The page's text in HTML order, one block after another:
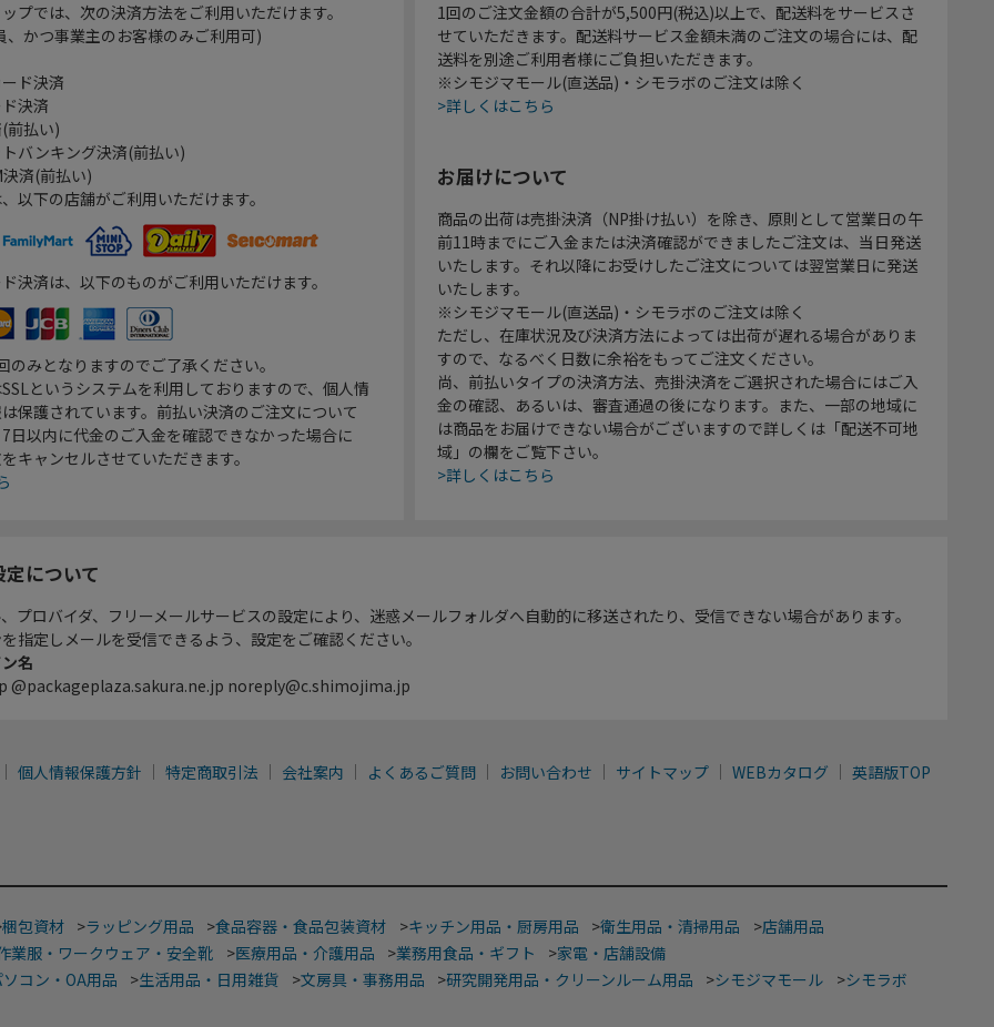
プでは、次の決済方法をご利用いただけます。
、かつ事業主のお客様のみご利用可)
ド決済
決済
前払い)
バンキング決済(前払い)
決済(前払い)
以下の店舗がご利用いただけます。
決済は、以下のものがご利用いただけます。
のみとなりますのでご了承ください。
というシステムを利用しておりますので、個人情
保護されています。前払い決済のご注文について
日以内に代金のご入金を確認できなかった場合に
キャンセルさせていただきます。
1回のご注文金額の合計が5,500円(税込)以上で、配送料をサービスさ
せていただきます。配送料サービス金額未満のご注文の場合には、配
送料を別途ご利用者様にご負担いただきます。
※シモジマモール(直送品)・シモラボのご注文は除く
>詳しくはこちら
お届けについて
商品の出荷は売掛決済（NP掛け払い）を除き、原則として営業日の午
前11時までにご入金または決済確認ができましたご注文は、当日発送
いたします。それ以降にお受けしたご注文については翌営業日に発送
いたします。
※シモジマモール(直送品)・シモラボのご注文は除く
ただし、在庫状況及び決済方法によっては出荷が遅れる場合がありま
すので、なるべく日数に余裕をもってご注文ください。
尚、前払いタイプの決済方法、売掛決済をご選択された場合にはご入
金の確認、あるいは、審査通過の後になります。また、一部の地域に
は商品をお届けできない場合がございますので詳しくは「配送不可地
域」の欄をご覧下さい。
>詳しくはこちら
について
プロバイダ、フリーメールサービスの設定により、迷惑メールフォルダへ自動的に移送されたり、受信できない場合があります。
指定しメールを受信できるよう、設定をご確認ください。
名
@packageplaza.sakura.ne.jp noreply@c.shimojima.jp
個人情報保護方針 特定商取引法 会社案内 よくあるご質問 お問い合わせ サイトマップ WEBカタログ 英語版TOP
梱包資材 >ラッピング用品 >食品容器・食品包装資材 >キッチン用品・厨房用品 >衛生用品・清掃用品 >店舗用品
業服・ワークウェア・安全靴 >医療用品・介護用品 >業務用食品・ギフト >家電・店舗設備
コン・OA用品 >生活用品・日用雑貨 >文房具・事務用品 >研究開発用品・クリーンルーム用品 >シモジマモール >シモラボ